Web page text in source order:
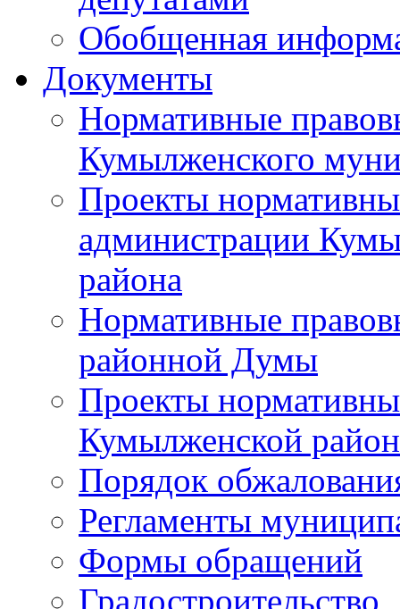
Обобщенная
Документы
Нормативные
Кумылженского
Проекты
администрации
района
Нормативные
районной Думы
Проекты
Кумылженской
Порядок
Регламенты
Формы обращений
Градостроительство